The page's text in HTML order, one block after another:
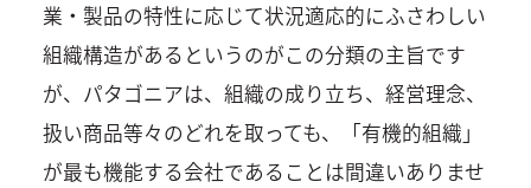
業・製品の特性に応じて状況適応的にふさわしい
組織構造があるというのがこの分類の主旨です
が、パタゴニアは、組織の成り立ち、経営理念、
扱い商品等々のどれを取っても、「有機的組織」
が最も機能する会社であることは間違いありませ